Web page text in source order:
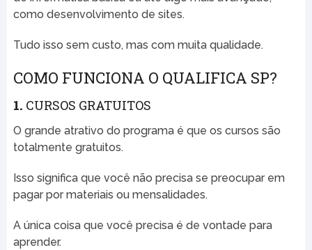
como desenvolvimento de sites.
Tudo isso sem custo, mas com muita qualidade.
COMO FUNCIONA O QUALIFICA SP?
1. CURSOS GRATUITOS
O grande atrativo do programa é que os cursos são
totalmente gratuitos.
Isso significa que você não precisa se preocupar em
pagar por materiais ou mensalidades.
A única coisa que você precisa é de vontade para
aprender.